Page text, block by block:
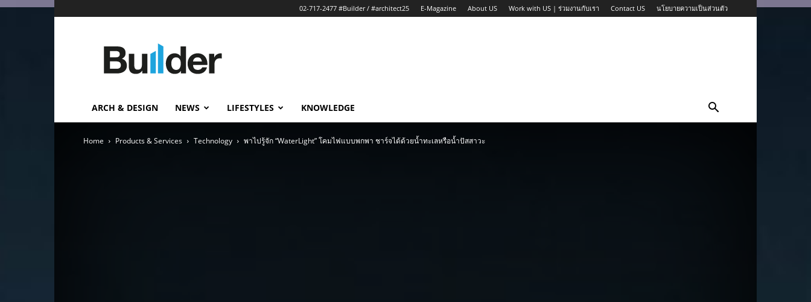
02-717-2477 #Builder / #architect25 E-Magazine About US Work with US | ร่วมงานกับเรา Contact US นโยบายความเป็นส่วนตัว
ข่าว
ก่อสร้าง
ARCH & DESIGN NEWS LIFESTYLES KNOWLEDGE
Home Products & Services Technology พาไปรู้จัก “WaterLight” โคมไฟแบบพกพา ชาร์จได้ด้วยน้ำทะเลหรือน้ำปัสสาวะ